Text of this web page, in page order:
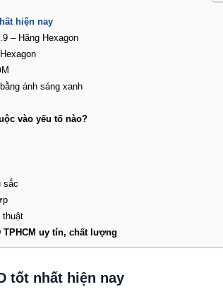
hiện nay
– Hãng Hexagon
ánh sáng xanh
vào yếu tố nào?
sắc
thuật
uy tín, chất lượng
tốt nhất hiện nay